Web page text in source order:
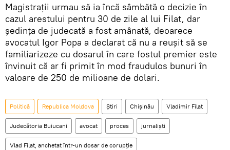
Magistraţii urmau să ia încă sâmbătă o decizie în
cazul arestului pentru 30 de zile al lui Filat, dar
şedinţa de judecată a fost amânată, deoarece
avocatul Igor Popa a declarat că nu a reuşit să se
familiarizeze cu dosarul în care fostul premier este
învinuit că ar fi primit în mod fraudulos bunuri în
valoare de 250 de milioane de dolari.
Politică Republica Moldova Știri Chişinău Vladimir Filat
Judecătoria Buiucani avocat proces jurnalişti
Vlad Filat, anchetat într-un dosar de corupţie